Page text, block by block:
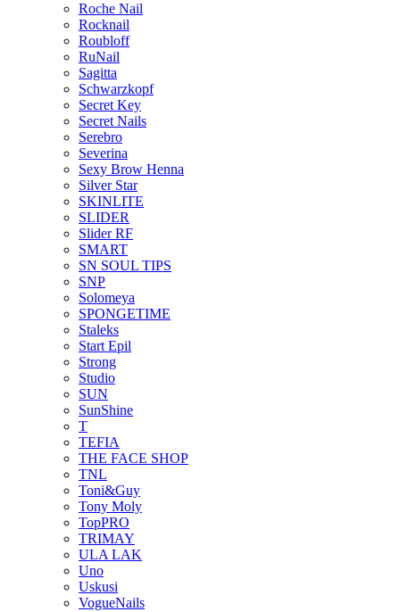
Roche Nail
Rocknail
Roubloff
RuNail
Sagitta
Schwarzkopf
Secret Key
Secret Nails
Serebro
Severina
Sexy Brow Henna
Silver Star
SKINLITE
SLIDER
Slider RF
SMART
SN SOUL TIPS
SNP
Solomeya
SPONGETIME
Staleks
Start Epil
Strong
Studio
SUN
SunShine
T
TEFIA
THE FACE SHOP
TNL
Toni&Guy
Tony Moly
TopPRO
TRIMAY
ULA LAK
Uno
Uskusi
VogueNails